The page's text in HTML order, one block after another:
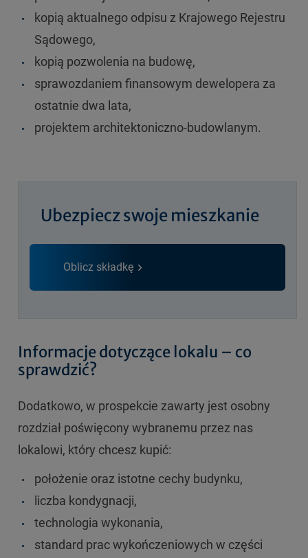
kopią aktualnego odpisu z Krajowego Rejestru
Sądowego,
kopią pozwolenia na budowę,
sprawozdaniem finansowym dewelopera za
ostatnie dwa lata,
projektem architektoniczno-budowlanym.
Ubezpiecz swoje mieszkanie
Oblicz składkę
Informacje dotyczące lokalu – co
sprawdzić?
Dodatkowo, w prospekcie zawarty jest osobny
rozdział poświęcony wybranemu przez nas
lokalowi, który chcesz kupić:
położenie oraz istotne cechy budynku,
liczba kondygnacji,
technologia wykonania,
standard prac wykończeniowych w części